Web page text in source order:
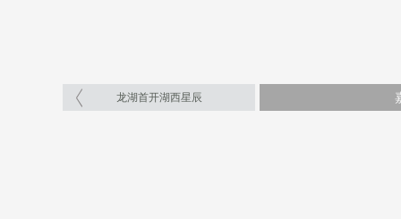
龙湖首开湖西星辰